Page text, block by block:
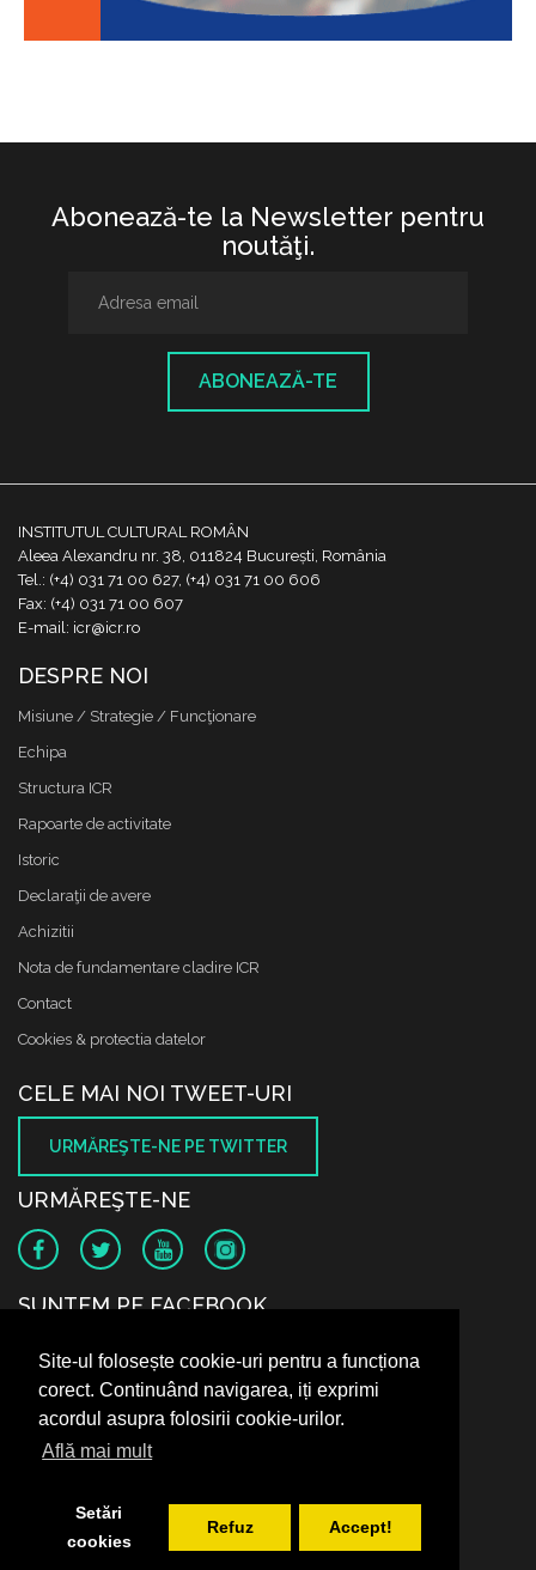
Site-ul folosește cookie-uri pentru a funcționa
corect. Continuând navigarea, iți exprimi
acordul asupra folosirii cookie-urilor.
Află mai mult
Setări
cookies
Refuz Accept!
Abonează-te la Newsletter pentru
noutăţi.
ABONEAZĂ-TE
INSTITUTUL CULTURAL ROMÂN
Aleea Alexandru nr. 38, 011824 București, România
Tel.: (+4) 031 71 00 627, (+4) 031 71 00 606
Fax: (+4) 031 71 00 607
E-mail: icr@icr.ro
DESPRE NOI
Misiune / Strategie / Funcţionare
Echipa
Structura ICR
Rapoarte de activitate
Istoric
Declaraţii de avere
Achizitii
Nota de fundamentare cladire ICR
Contact
Cookies & protectia datelor
CELE MAI NOI TWEET-URI
URMĂREŞTE-NE PE TWITTER
URMĂREŞTE-NE
SUNTEM PE FACEBOOK